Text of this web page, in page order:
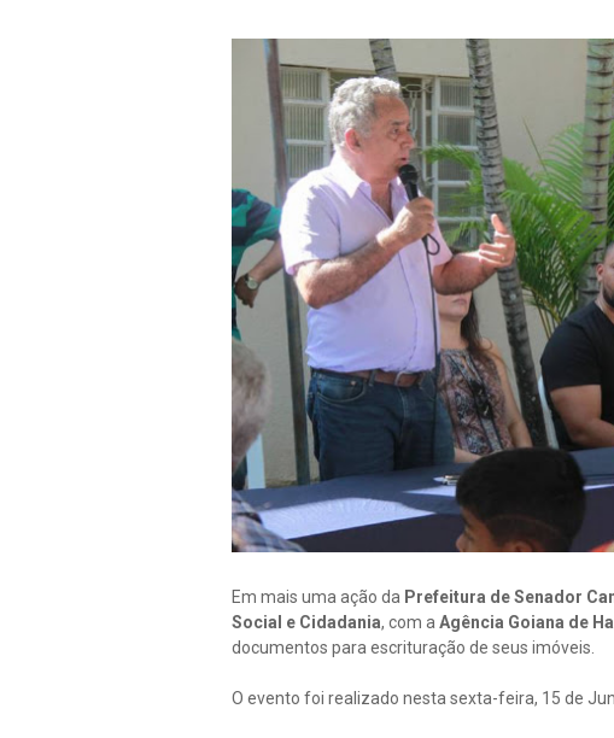
Em mais uma ação da Prefeitura de Senador
Social e Cidadania, com a Agência Goiana de
documentos para escrituração de seus imóveis.
O evento foi realizado nesta sexta-feira, 15 de